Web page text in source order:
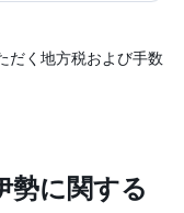
だく地方税および手数
に関する